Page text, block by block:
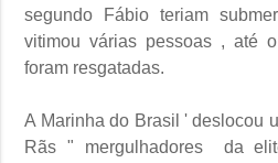
segundo Fábio teriam
vitimou várias pessoas , até
foram resgatadas.
A Marinha do Brasil ' deslocou
Rãs " mergulhadores da